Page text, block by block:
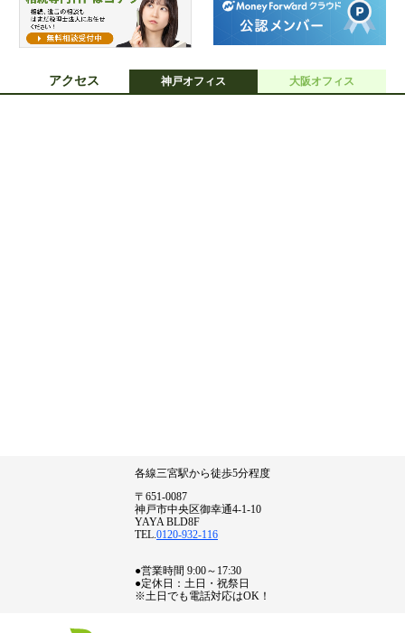
アクセス 神戸オフィス 大阪オフィス
各線三宮駅から徒歩5分程度
〒651-0087
神戸市中央区御幸通4-1-10
YAYA BLD8F
TEL. 0120-932-116
●営業時間 9:00～17:30
●定休日：土日・祝祭日
※土日でも電話対応はOK！